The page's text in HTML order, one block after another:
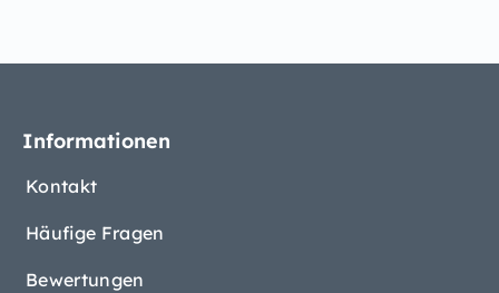
Informationen
Kontakt
Häufige Fragen
Bewertungen